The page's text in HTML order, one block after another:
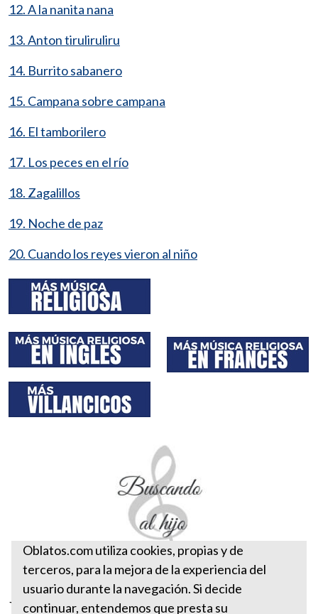
12. A la nanita nana
13. Anton tiruliruliru
14. Burrito sabanero
15. Campana sobre campana
16. El tamborilero
17. Los peces en el río
18. Zagalillos
19. Noche de paz
20. Cuando los reyes vieron al niño
Oblatos.com utiliza cookies, propias y de
terceros, para la mejora de la experiencia del
usuario durante la navegación. Si decide
continuar, entendemos que presta su